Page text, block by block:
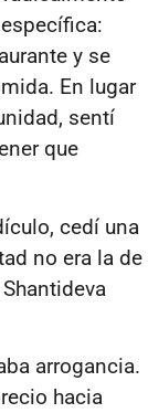
y se
En lugar
sentí
que
cedí una
no era la de
arrogancia.
hacia